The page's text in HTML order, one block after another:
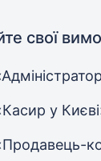
свої
у